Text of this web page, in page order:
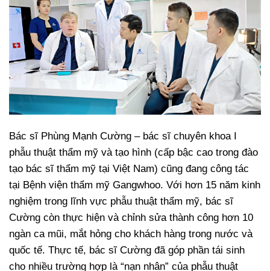
Bác sĩ Phùng Mạnh Cường – bác sĩ chuyên khoa I
phẫu thuật thẩm mỹ và tạo hình (cấp bậc cao trong đào
tạo bác sĩ thẩm mỹ tại Việt Nam) cũng đang công tác
tại Bệnh viện thẩm mỹ Gangwhoo. Với hơn 15 năm kinh
nghiệm trong lĩnh vực phẫu thuật thẩm mỹ, bác sĩ
Cường còn thực hiện và chỉnh sửa thành công hơn 10
ngàn ca mũi, mắt hỏng cho khách hàng trong nước và
quốc tế. Thực tế, bác sĩ Cường đã góp phần tái sinh
cho nhiều trường hợp là “nạn nhân” của phẫu thuật